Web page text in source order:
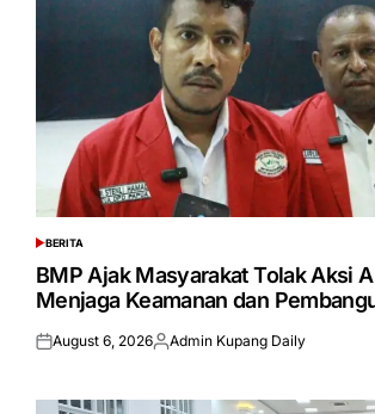
POSTED
IN
BERITA
BMP Ajak Masyarakat Tolak Aksi
Menjaga Keamanan dan
Posted
August 6, 2026Posted
Admin Kupang Daily